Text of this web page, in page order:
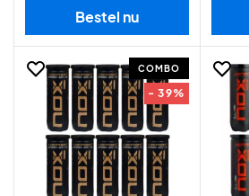
Bestel nu
COMBO
- 39%